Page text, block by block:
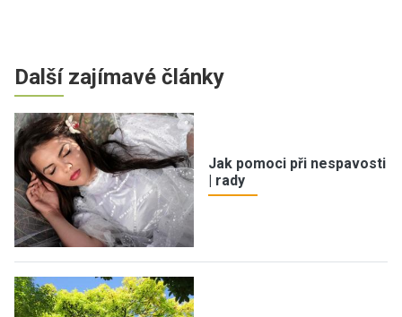
Další zajímavé články
Jak pomoci při nespavosti
| rady